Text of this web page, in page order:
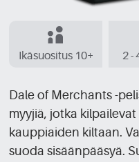
Ikäsuositus 10+ 2 -
Dale of Merchants -
myyjiä, jotka
kauppiaiden kiltaan.
suoda sisäänpääsyä.